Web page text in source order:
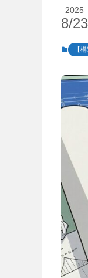
2025
8/23
【